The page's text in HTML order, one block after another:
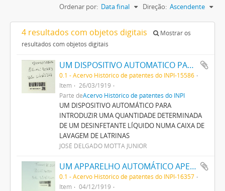
Ordenar por: Data final Direção: Ascendente
4 resultados com objetos digitais
Mostrar os
resultados com objetos digitais
UM DISPOSITIVO AUTOMATICO PARA INTRODUZIR UMA QUANTIDADE DETERMINADA DE UM DESINFECTANTE LIQUIDO NUMA CAIXA DE LAVAGEM DE LATRINAS
0.1 - Acervo Histórico de patentes do INPI-15586
Item
26/03/1919
Parte deAcervo Histórico de patentes do INPI
UM DISPOSITIVO AUTOMÁTICO PARA
INTRODUZIR UMA QUANTIDADE DETERMINADA
DE UM DESINFETANTE LÍQUIDO NUMA CAIXA DE
LAVAGEM DE LATRINAS
JOSÉ DELGADO MOTTA JUNIOR
UM APPARELHO AUTOMÁTICO APERFEIÇOADO PARA DESCARREGAR UMA MEDIDA CERTA DE UM DESINFECTANTE LIQUIDO NUMA CAIXA DE LAVAGEM DE LATRINA OU SEMELHANTE EM CADA OPERAÇÃO DA CAIXA
0.1 - Acervo Histórico de patentes do INPI-16357
Item
04/12/1919